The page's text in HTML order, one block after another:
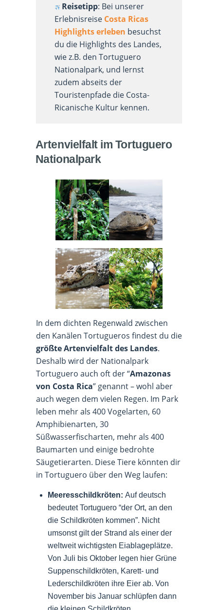
Reisetipp: Bei unserer
Erlebnisreise Costa Ricas
Highlights erleben besuchst
du die Highlights des Landes,
wie z.B. den Tortuguero
Nationalpark, und lernst
zudem abseits der
Touristenpfade die Costa-
Ricanische Kultur kennen.
Artenvielfalt im Tortuguero
Nationalpark
In dem dichten Regenwald zwischen
den Kanälen Tortugueros findest du die
größte Artenvielfalt des Landes.
Deshalb wird der Nationalpark
Tortuguero auch oft der “Amazonas
von Costa Rica” genannt – wohl aber
auch wegen dem vielen Regen. Im Park
leben mehr als 400 Vogelarten, 60
Amphibienarten, 30
Süßwasserfischarten, mehr als 400
Baumarten und einige bedrohte
Säugetierarten. Diese Tiere könnten dir
in Tortuguero über den Weg laufen:
Meeresschildkröten: Auf deutsch
bedeutet Tortuguero “der Ort, an den
die Schildkröten kommen”. Nicht
umsonst gilt der Strand als einer der
weltweit wichtigsten Eiablageplätze.
Von Juli bis Oktober legen hier Grüne
Suppenschildkröten, Karett- und
Lederschildkröten ihre Eier ab. Von
November bis Januar schlüpfen dann